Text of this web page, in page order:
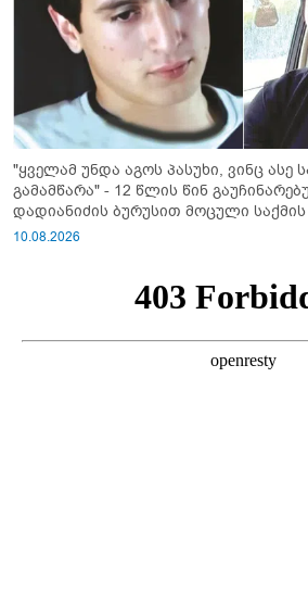
"ყველამ უნდა აგოს პასუხი, ვინც ასე
გამამწარა" - 12 წლის წინ გაუჩინარებული გურიკა
დადიანიძის ბურუსით მოცული
10.08.2026